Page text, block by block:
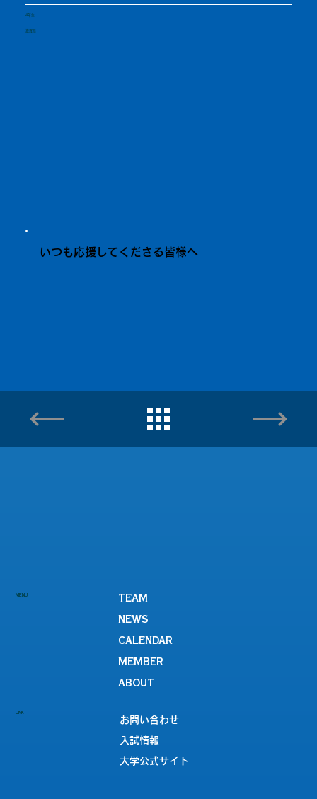
4年生
滋賀県
いつも応援してくださる皆様へ
MENU
TEAM
NEWS
CALENDAR
MEMBER
ABOUT
LINK
お問い合わせ
入試情報
大学公式サイト